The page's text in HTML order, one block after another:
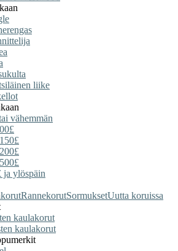
liike
vähemmän
ja ylöspäin
RannekorutSormuksetUutta koruissa
kaulakorut
kaulakorut